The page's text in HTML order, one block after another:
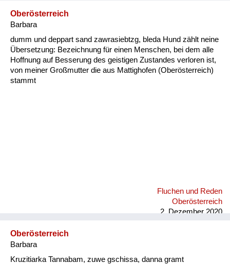
Oberösterreich
Barbara
dumm und deppart sand zawrasiebtzg, bleda Hund zählt neine
Übersetzung: Bezeichnung für einen Menschen, bei dem alle
Hoffnung auf Besserung des geistigen Zustandes verloren ist,
von meiner Großmutter die aus Mattighofen (Oberösterreich)
stammt
Fluchen und Reden
Oberösterreich
2. Dezember 2020
Oberösterreich
Barbara
Kruzitiarka Tannabam, zuwe gschissa, danna gramt